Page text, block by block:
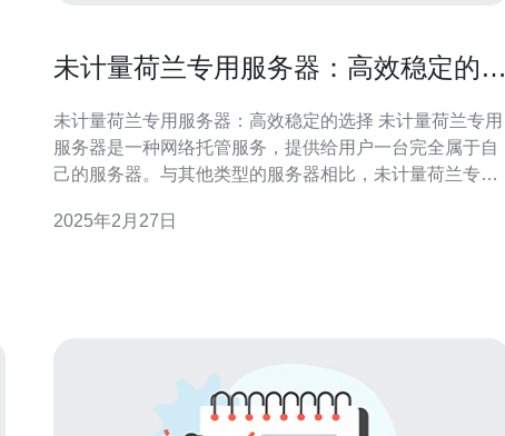
未计量荷兰专用服务器：高效稳定的选
未计量荷兰专用服务器：高效稳定的选择 未计量荷兰专用
服务器是一种网络托管服务，提供给用户一台完全属于自
己的服务器。与其他类型的服务器相比，未计量荷兰专用
务器的资源而不担心超出限制。 未计量荷兰专用服务器是
2025年2月27日